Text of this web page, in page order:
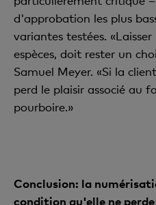
d'approbation les plus
variantes testées.
espèces, doit rester un
Samuel Meyer. «Si la
perd le plaisir associé au
pourboire.»
Conclusion: la
condition qu'elle ne